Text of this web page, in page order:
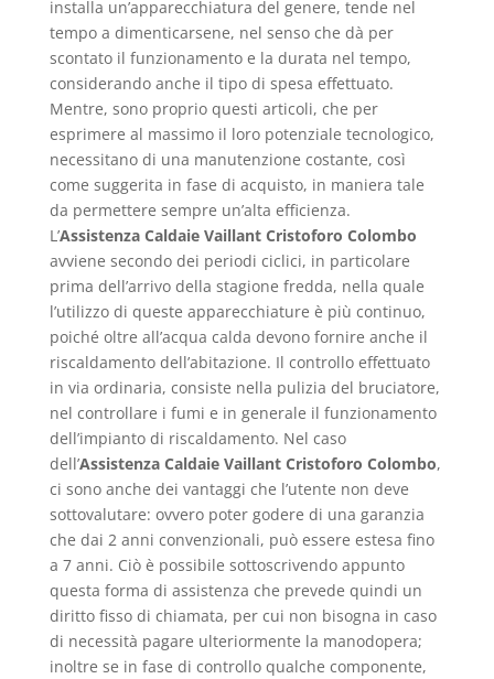
installa un’apparecchiatura del genere, tende nel
tempo a dimenticarsene, nel senso che dà per
scontato il funzionamento e la durata nel tempo,
considerando anche il tipo di spesa effettuato.
Mentre, sono proprio questi articoli, che per
esprimere al massimo il loro potenziale tecnologico,
necessitano di una manutenzione costante, così
come suggerita in fase di acquisto, in maniera tale
da permettere sempre un’alta efficienza.
L’Assistenza Caldaie Vaillant Cristoforo Colombo
avviene secondo dei periodi ciclici, in particolare
prima dell’arrivo della stagione fredda, nella quale
l’utilizzo di queste apparecchiature è più continuo,
poiché oltre all’acqua calda devono fornire anche il
riscaldamento dell’abitazione. Il controllo effettuato
in via ordinaria, consiste nella pulizia del bruciatore,
nel controllare i fumi e in generale il funzionamento
dell’impianto di riscaldamento. Nel caso
dell’Assistenza Caldaie Vaillant Cristoforo Colombo,
ci sono anche dei vantaggi che l’utente non deve
sottovalutare: ovvero poter godere di una garanzia
che dai 2 anni convenzionali, può essere estesa fino
a 7 anni. Ciò è possibile sottoscrivendo appunto
questa forma di assistenza che prevede quindi un
diritto fisso di chiamata, per cui non bisogna in caso
di necessità pagare ulteriormente la manodopera;
inoltre se in fase di controllo qualche componente,